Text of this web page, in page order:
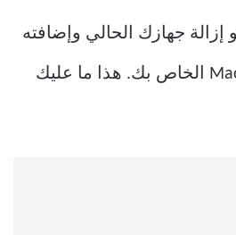
جهازك الحالي وإضافته
مرة أخرى إلى جهاز Mac الخاص بك. هذا ما عليك